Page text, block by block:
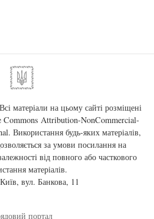
матеріали на цьому сайті розміщені
Commons Attribution-NonCommercial-
. Використання будь-яких матеріалів,
за умови посилання на
від повного або часткового
матеріалів.
вул. Банкова, 11
портал